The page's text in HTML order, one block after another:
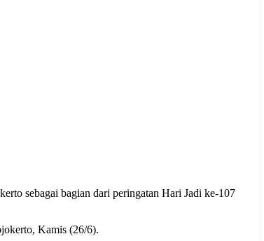
sebagai bagian dari peringatan Hari Jadi ke-107
Kamis (26/6).